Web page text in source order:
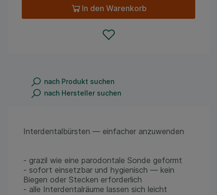
In den Warenkorb
nach Produkt suchen
nach Hersteller suchen
Interdentalbürsten — einfacher anzuwenden
- grazil wie eine parodontale Sonde geformt
- sofort einsetzbar und hygienisch — kein
Biegen oder Stecken erforderlich
- alle Interdentalräume lassen sich leicht